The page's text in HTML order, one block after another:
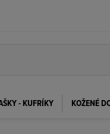
- KUFRÍKY KOŽENÉ